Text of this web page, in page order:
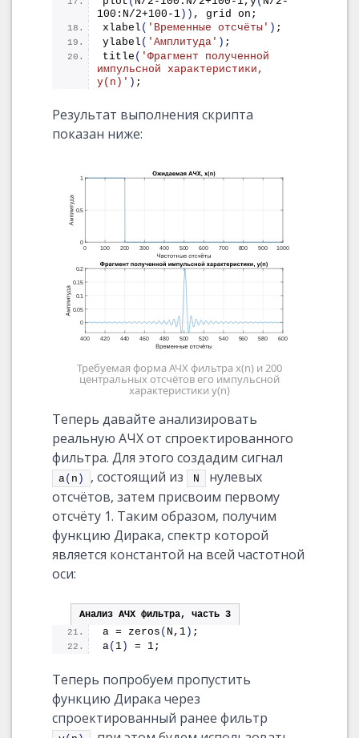
100:N/2+100-1)) , grid on;
xlabel ( 'Временные отсчёты' ) ;
ylabel ( 'Амплитуда' ) ;
title ( 'Фрагмент полученной
импульсной характеристики,
y(n)' ) ;
Результат выполнения скрипта
показан ниже:
Требуемая форма АЧХ фильтра x(n) и 200
центральных отсчётов его импульсной
характеристики y(n)
Теперь давайте анализировать
реальную АЧХ от спроектированного
фильтра. Для этого создадим сигнал
a( n ) , состоящий из N
нулевых
отсчётов, затем присвоим первому
отсчёту 1. Таким образом, получим
функцию Дирака, спектр которой
является константой на всей частотной
оси:
Анализ АЧХ фильтра, часть 3
a = zeros ( N,1 ) ;
a( 1 ) = 1;
Теперь попробуем пропустить
функцию Дирака через
спроектированный ранее фильтр